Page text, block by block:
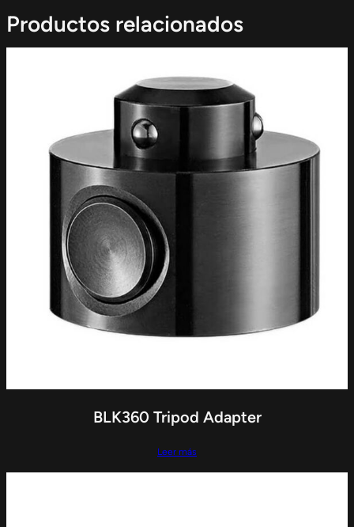
Productos relacionados
BLK360 Tripod Adapter
Leer más